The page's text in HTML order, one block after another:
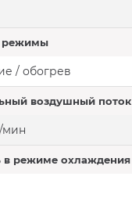
режимы
/ обогрев
воздушный поток
мин
режиме охлаждения